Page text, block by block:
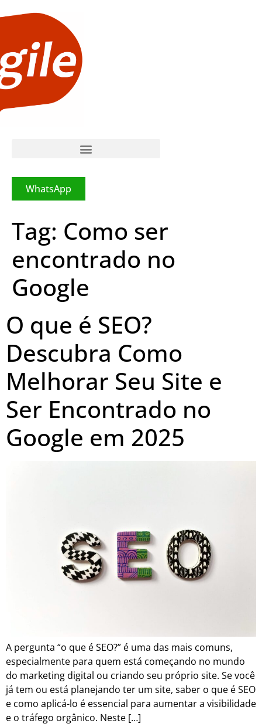
WhatsApp
Tag: Como ser
encontrado no
Google
O que é SEO?
Descubra Como
Melhorar Seu Site e
Ser Encontrado no
Google em 2025
A pergunta “o que é SEO?” é uma das mais comuns,
especialmente para quem está começando no mundo
do marketing digital ou criando seu próprio site. Se você
já tem ou está planejando ter um site, saber o que é SEO
e como aplicá-lo é essencial para aumentar a visibilidade
e o tráfego orgânico. Neste […]